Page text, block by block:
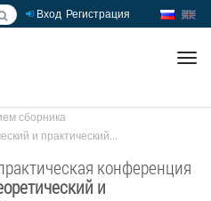
Вход Регистрация
сборника
и практический...
конференция
и